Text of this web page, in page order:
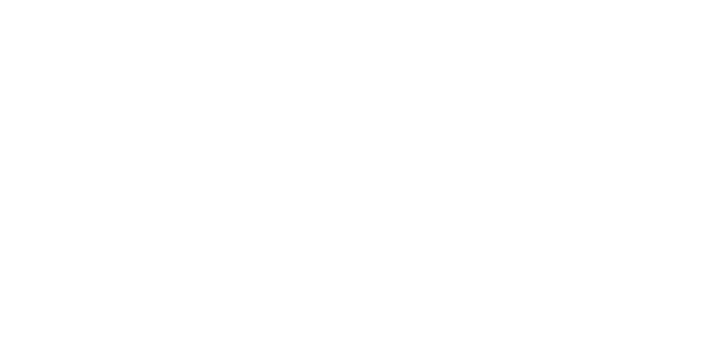
Kunstwerke, die sich durch ein hohes Maß an Ästhetik, humorvolle Inszenierungen und skurrile Konstruktionen auszeichnen.